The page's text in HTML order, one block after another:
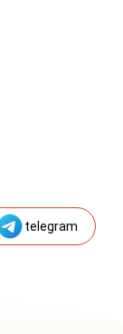
telegram